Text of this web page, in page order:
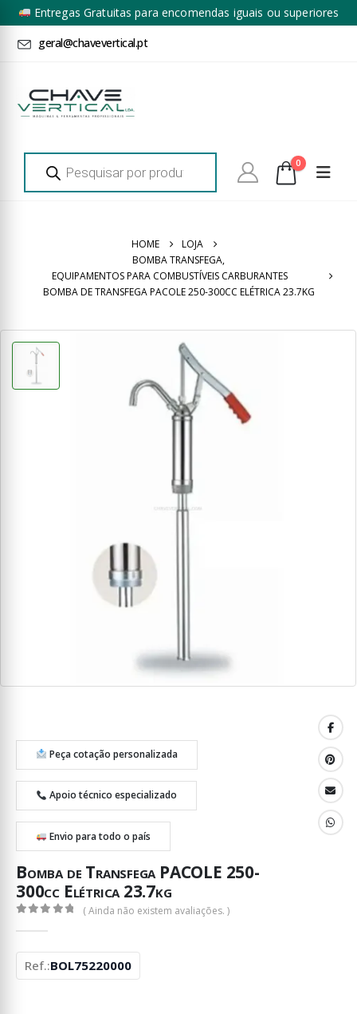
Entregas Gratuitas para encomendas iguais ou superiores
a 100€ + IVA*
geral@chavevertical.pt
Products
search 0
HOME
LOJA
BOMBA TRANSFEGA,
EQUIPAMENTOS PARA COMBUSTÍVEIS CARBURANTES
BOMBA DE TRANSFEGA PACOLE 250-300CC ELÉTRICA 23.7KG
Peça cotação personalizada
Apoio técnico especializado
Envio para todo o país
Bomba de Transfega PACOLE 250-
300cc Elétrica 23.7kg
( Ainda não existem avaliações. )
Ref.:BOL75220000